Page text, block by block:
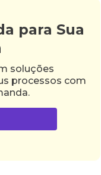
para Sua
soluções
processos com